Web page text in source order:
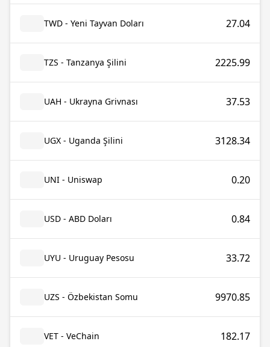
TWD - Yeni Tayvan Doları 27.04
TZS - Tanzanya Şilini 2225.99
UAH - Ukrayna Grivnası 37.53
UGX - Uganda Şilini 3128.34
UNI - Uniswap 0.20
USD - ABD Doları 0.84
UYU - Uruguay Pesosu 33.72
UZS - Özbekistan Somu 9970.85
VET - VeChain 182.17